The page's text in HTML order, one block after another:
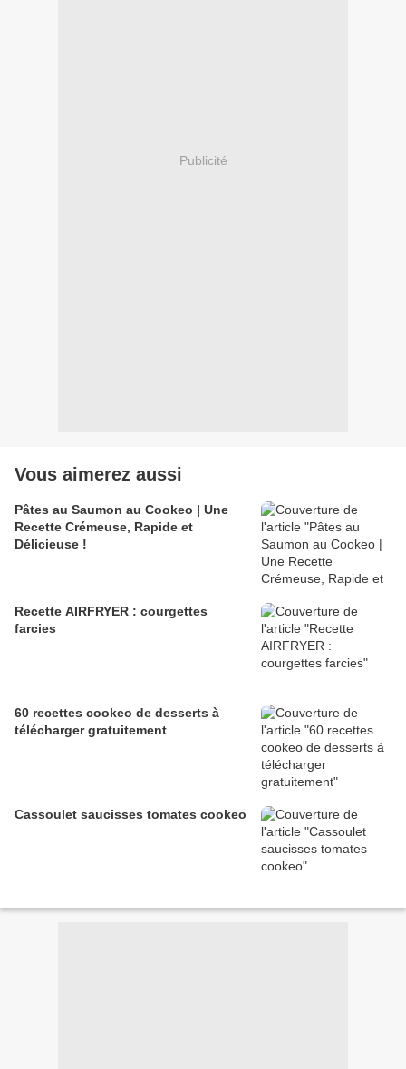
Publicité
Vous aimerez aussi
Pâtes au Saumon au Cookeo | Une
Recette Crémeuse, Rapide et
Délicieuse !
Recette AIRFRYER : courgettes
farcies
60 recettes cookeo de desserts à
télécharger gratuitement
Cassoulet saucisses tomates cookeo